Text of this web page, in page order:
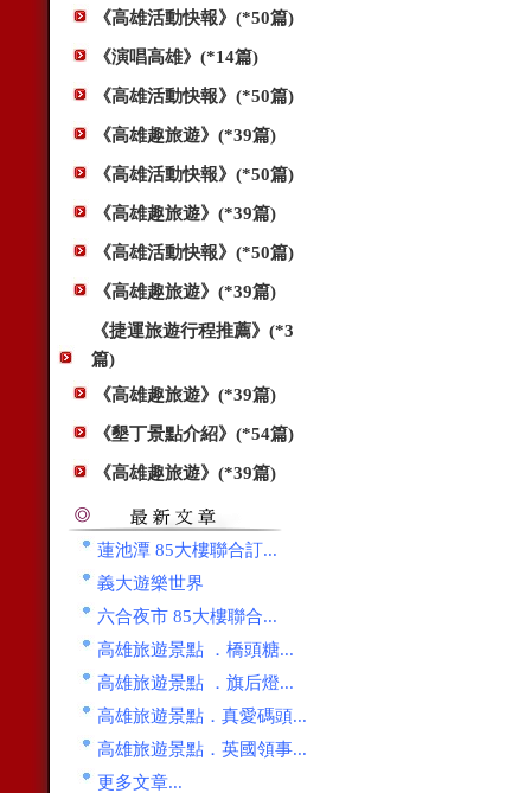
《高雄活動快報》(*50篇)
《演唱高雄》(*14篇)
《高雄活動快報》(*50篇)
《高雄趣旅遊》(*39篇)
《高雄活動快報》(*50篇)
《高雄趣旅遊》(*39篇)
《高雄活動快報》(*50篇)
《高雄趣旅遊》(*39篇)
《捷運旅遊行程推薦》(*3
篇)
《高雄趣旅遊》(*39篇)
《墾丁景點介紹》(*54篇)
《高雄趣旅遊》(*39篇)
蓮池潭 85大樓聯合訂...
義大遊樂世界
六合夜市 85大樓聯合...
高雄旅遊景點 ．橋頭糖...
高雄旅遊景點 ．旗后燈...
高雄旅遊景點．真愛碼頭...
高雄旅遊景點．英國領事...
更多文章...